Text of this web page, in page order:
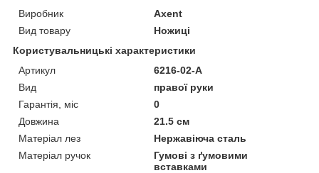
Виробник
Axent
Вид товару
Ножиці
Користувальницькі характеристики
Артикул
6216-02-A
Вид
правої руки
Гарантія, міс
0
Довжина
21.5 см
Матеріал лез
Нержавіюча сталь
Матеріал ручок
Гумові з ґумовими
вставками